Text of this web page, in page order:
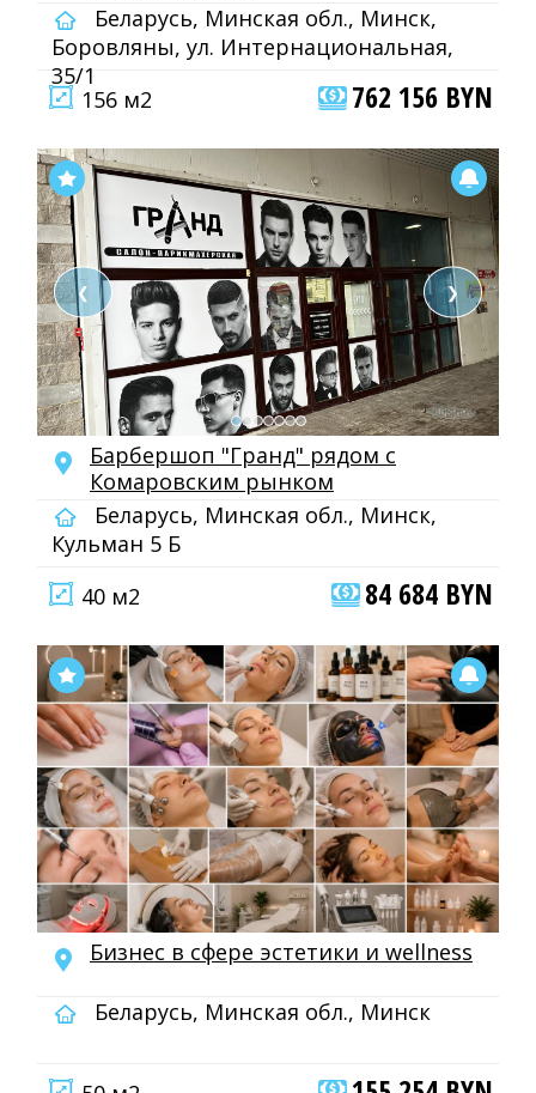
Беларусь, Минская обл., Минск,
Боровляны, ул. Интернациональная,
35/1
156 м2
762 156 BYN
❮ ❯
Барбершоп "Гранд" рядом с
Комаровским рынком
Беларусь, Минская обл., Минск,
Кульман 5 Б
40 м2
84 684 BYN
Бизнес в сфере эстетики и wellness
Беларусь, Минская обл., Минск